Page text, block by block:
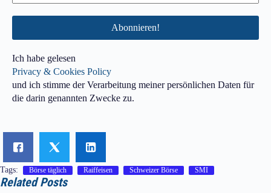
Ich habe gelesen
Privacy & Cookies Policy
und ich stimme der Verarbeitung meiner persönlichen Daten für
die darin genannten Zwecke zu.
Tags: Börse täglich Raiffeisen Schweizer Börse SMI
Related Posts